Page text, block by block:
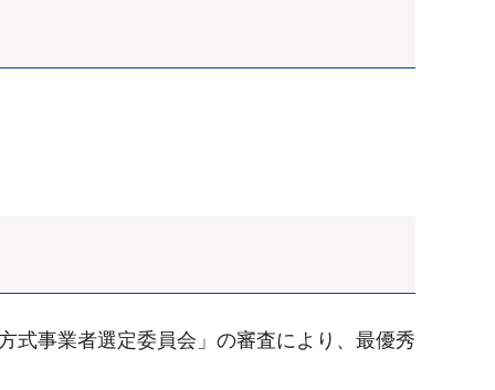
式事業者選定委員会」の審査により、最優秀